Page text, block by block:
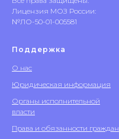
Лицензия МОЗ России:
№ЛО-50-01-005581
Поддержка
О нас
Юридическая информация
Органы исполнительной
власти
Права и обязанности граждан